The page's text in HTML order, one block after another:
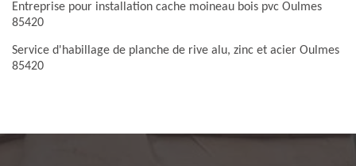
Entreprise pour installation cache moineau bois pvc Oulmes
85420
Service d'habillage de planche de rive alu, zinc et acier Oulmes
85420